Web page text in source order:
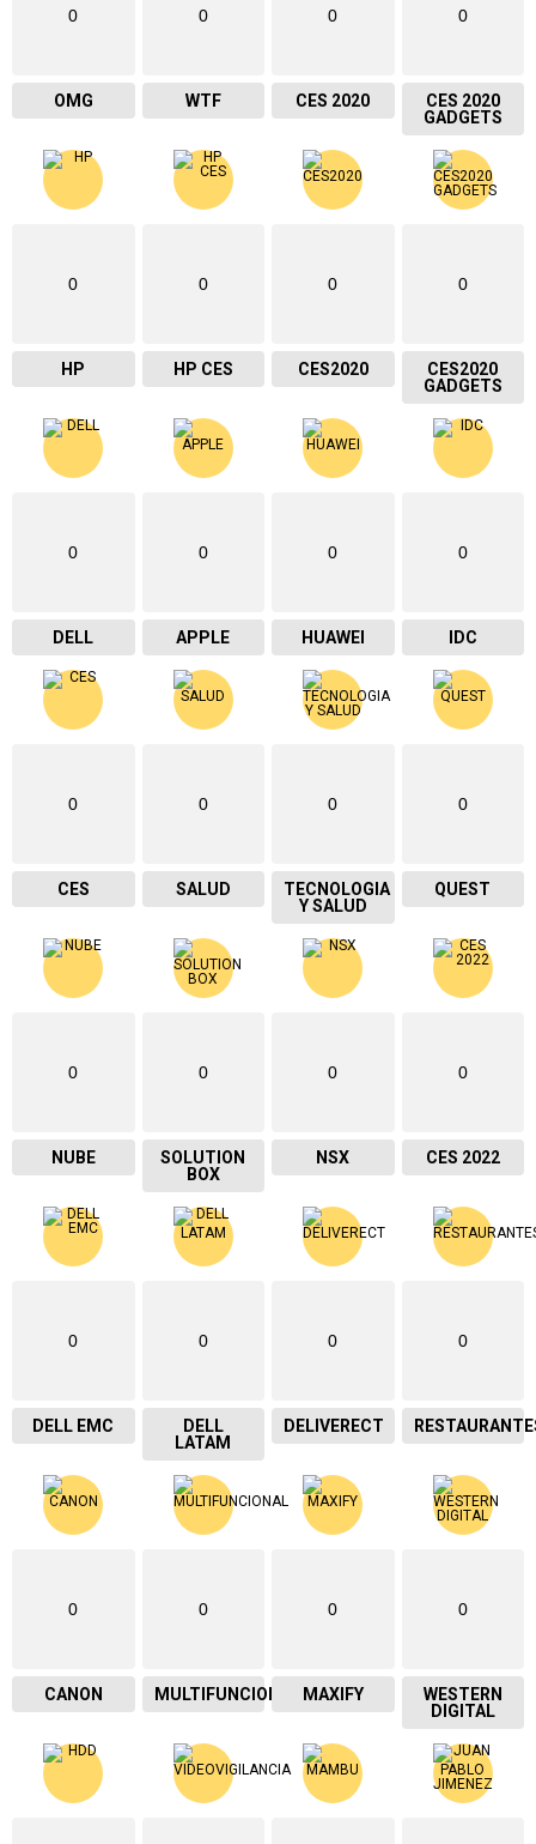
0
OMG
0
WTF
0
CES 2020
0
CES 2020
GADGETS
0
HP
0
HP CES
0
CES2020
0
CES2020
GADGETS
0
DELL
0
APPLE
0
HUAWEI
0
IDC
0
CES
0
SALUD
0
TECNOLOGIA
Y SALUD
0
QUEST
0
NUBE
0
SOLUTION
BOX
0
NSX
0
CES 2022
0
DELL EMC
0
DELL
LATAM
0
DELIVERECT
0
0
CANON
0
MULTIFUNCIONAL
0
MAXIFY
0
WESTERN
DIGITAL